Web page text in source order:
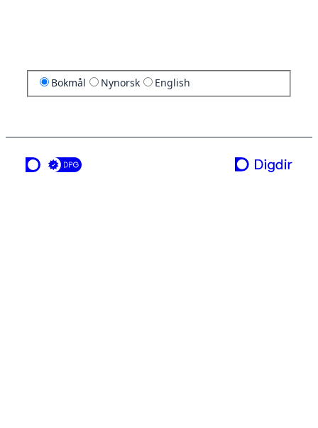
Bokmål Nynorsk English